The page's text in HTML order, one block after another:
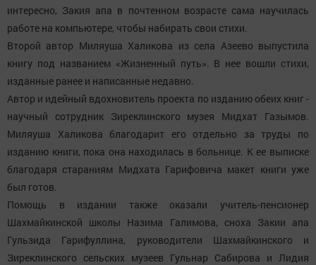
интересно, Закия апа в почтенном возрасте сама научилась
работе на компьютере, чтобы набирать свои стихи.
Второй автор Миляуша Халикова из села Азеево выпустила
книгу под названием «Жизненный путь». В нее вошли стихи,
изданные ранее и написанные недавно.
Автор и идейный вдохновитель проекта по изданию обеих книг -
научный сотрудник Зиреклинского музея Мидхат Газымов.
Миляуша Халикова благодарит его отдельно за труды по
изданию книги, пока она находилась в больнице. К ее выписке
благодаря стараниям Мидхата Гарифовича макет книги уже
был готов.
Помощь в издании также оказали учитель-пенсионер
Шахмайкинской школы Назима Галимова, сноха Закии апа
Гульзида Гарифуллина, руководители Шахмайкинского и
Зиреклинского сельских музеев Гульнар Сабирова и Лидия